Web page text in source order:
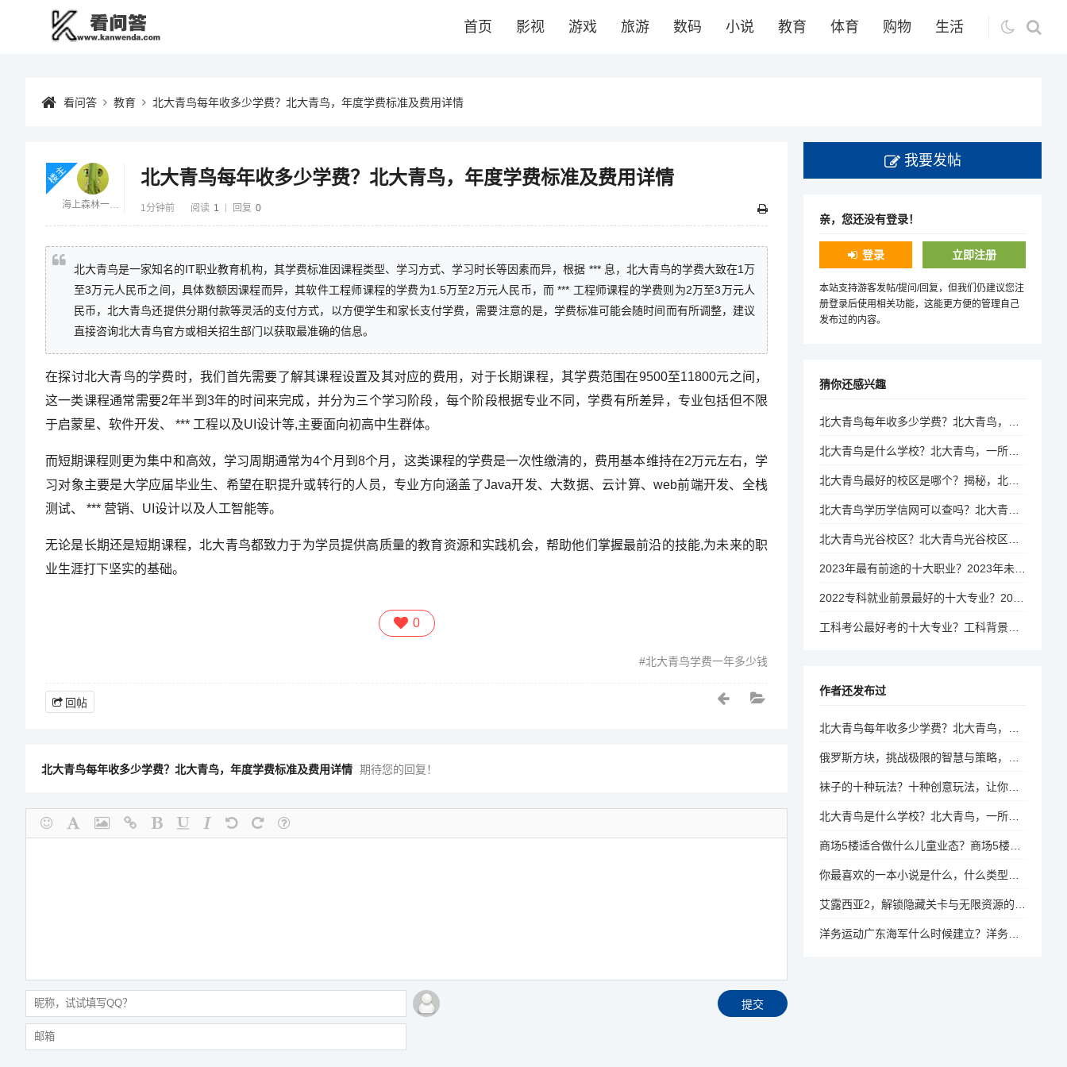
首页 影视 游戏 旅游 数码 小说 教育 体育 购物 生活
看问答 教育 北大青鸟每年收多少学费？北大青鸟，年度学费标准及费用详情
北大青鸟每年收多少学费？北大青鸟，年度学费标准及费用详情
1分钟前 阅读 1 回复 0
海上森林一只猫
楼主
北大青鸟是一家知名的IT职业教育机构，其学费标准因课程类型、学习方式、学习时长等因素而异，根据 *** 息，北大青鸟的学费大致在1万
至3万元人民币之间，具体数额因课程而异，其软件工程师课程的学费为1.5万至2万元人民币，而 *** 工程师课程的学费则为2万至3万元人
民币，北大青鸟还提供分期付款等灵活的支付方式，以方便学生和家长支付学费，需要注意的是，学费标准可能会随时间而有所调整，建议
直接咨询北大青鸟官方或相关招生部门以获取最准确的信息。
在探讨北大青鸟的学费时，我们首先需要了解其课程设置及其对应的费用，对于长期课程，其学费范围在9500至11800元之间，
这一类课程通常需要2年半到3年的时间来完成，并分为三个学习阶段，每个阶段根据专业不同，学费有所差异，专业包括但不限
于启蒙星、软件开发、 *** 工程以及UI设计等,主要面向初高中生群体。
而短期课程则更为集中和高效，学习周期通常为4个月到8个月，这类课程的学费是一次性缴清的，费用基本维持在2万元左右，学
习对象主要是大学应届毕业生、希望在职提升或转行的人员，专业方向涵盖了Java开发、大数据、云计算、web前端开发、全栈
测试、 *** 营销、UI设计以及人工智能等。
无论是长期还是短期课程，北大青鸟都致力于为学员提供高质量的教育资源和实践机会，帮助他们掌握最前沿的技能,为未来的职
业生涯打下坚实的基础。
0
北大青鸟学费一年多少钱
回帖
北大青鸟每年收多少学费？北大青鸟，年度学费标准及费用详情 期待您的回复！
我要发帖
亲，您还没有登录！
登录 立即注册
本站支持游客发帖/提问/回复，但我们仍建议您注
册登录后使用相关功能，这能更方便的管理自己
发布过的内容。
猜你还感兴趣
北大青鸟每年收多少学费？北大青鸟，年度学费标准及费用详情
北大青鸟是什么学校？北大青鸟，一所怎样的教育机构？
北大青鸟最好的校区是哪个？揭秘，北大青鸟哪个校区最受好评？
北大青鸟学历学信网可以查吗？北大青鸟学历是否可在学信网查询？
北大青鸟光谷校区？北大青鸟光谷校区，IT教育质量与就业前景如何？
2023年最有前途的十大职业？2023年未来职场，哪十大职业最具发展潜力？
2022专科就业前景最好的十大专业？2022年专科生就业前景，哪十大专业最吃香？
工科考公最好考的十大专业？工科背景下的公务员考试，哪些专业最易上岸？
作者还发布过
北大青鸟每年收多少学费？北大青鸟，年度学费标准及费用详情
俄罗斯方块，挑战极限的智慧与策略，俄罗斯方块，智慧与策略的极限挑战
袜子的十种玩法？十种创意玩法，让你的袜子不再只是穿在脚上
北大青鸟是什么学校？北大青鸟，一所怎样的教育机构？
商场5楼适合做什么儿童业态？商场5楼，儿童乐园、教育还是休闲？最佳儿童业态选择揭秘
你最喜欢的一本小说是什么，什么类型的，为什么喜欢？揭秘最爱小说，类型、原因与独特魅力
艾露西亚2，解锁隐藏关卡与无限资源的策略指南，艾露西亚2，解锁隐藏关卡与无限资源的策略秘籍
洋务运动广东海军什么时候建立？洋务运动中，广东海军的成立时间是什么时候？